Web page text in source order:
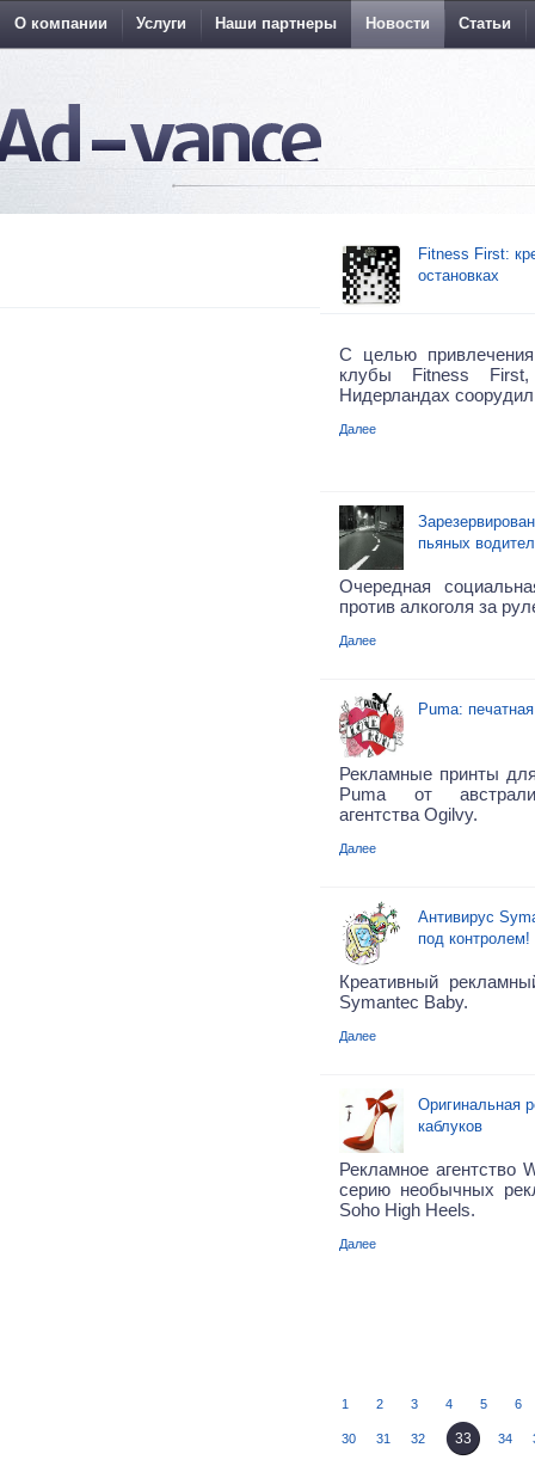
О компании Услуги Наши партнеры Новости Статьи
Fitness First:
остановках
С целью
клубы Fitness
Нидерландах
Далее
пьяных
Очередная
против алкоголя за
Далее
Puma:
Рекламные принты
Puma от
агентства Ogilvy.
Далее
Антивирус
под контролем!
Креативный
Symantec Baby.
Далее
Оригинальная
каблуков
Рекламное агентство
серию необычных
Soho High Heels.
Далее
1 2 3 4 5 6
30 31 32 33 34